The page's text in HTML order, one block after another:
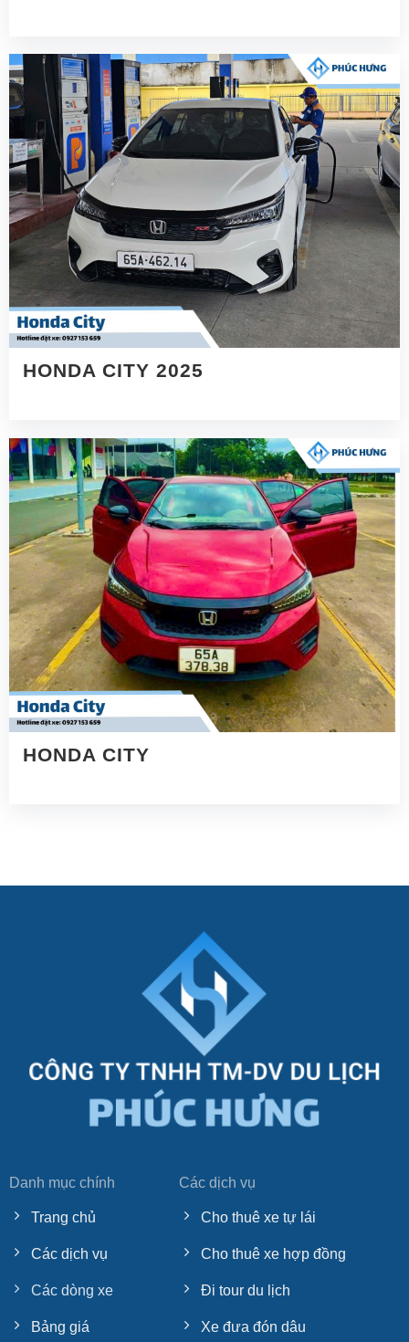
HONDA CITY 2025
HONDA CITY
Danh mục chính
Trang chủ
Các dịch vụ
Các dòng xe
Bảng giá
Các dịch vụ
Cho thuê xe tự lái
Cho thuê xe hợp đồng
Đi tour du lịch
Xe đưa đón dâu